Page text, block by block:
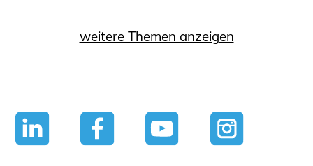
weitere Themen anzeigen